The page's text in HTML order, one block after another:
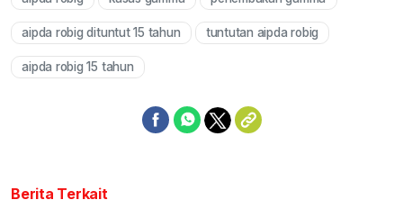
Mute
aipda robig dituntut 15 tahun tuntutan aipda robig
aipda robig 15 tahun
Berita Terkait